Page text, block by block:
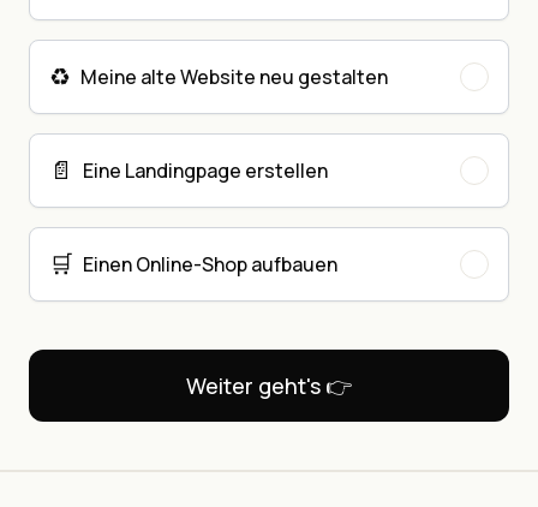
♻️ Meine alte Website neu gestalten
📄 Eine Landingpage erstellen
🛒 Einen Online-Shop aufbauen
Weiter geht's 👉